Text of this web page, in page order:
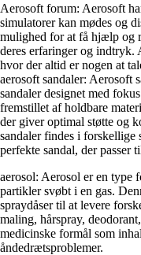
Aerosoft forum: Aerosoft
simulatorer kan mødes og
mulighed for at få hjælp og
deres erfaringer og indtryk.
hvor der altid er nogen at
aerosoft sandaler: Aerosoft
sandaler designet med
fremstillet af holdbare
der giver optimal støtte og
sandaler findes i forskellige
perfekte sandal, der passer
aerosol: Aerosol er en type
partikler svøbt i en gas.
spraydåser til at levere
maling, hårspray,
medicinske formål som
åndedrætsproblemer.